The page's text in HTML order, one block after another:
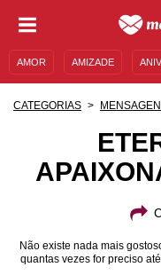
AMOR AMIZADE
MENSAGENS E FRASES
CATEGORIAS
Não existe nada mais
quantas vezes for preciso